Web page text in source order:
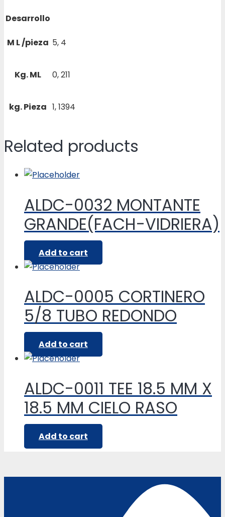
Desarrollo
M L /pieza 5, 4
Kg. ML 0, 211
kg. Pieza 1, 1394
Related products
ALDC-0032 MONTANTE
GRANDE(FACH-VIDRIERA)
Add to cart
ALDC-0005 CORTINERO
5/8 TUBO REDONDO
Add to cart
ALDC-0011 TEE 18.5 MM X
18.5 MM CIELO RASO
Add to cart